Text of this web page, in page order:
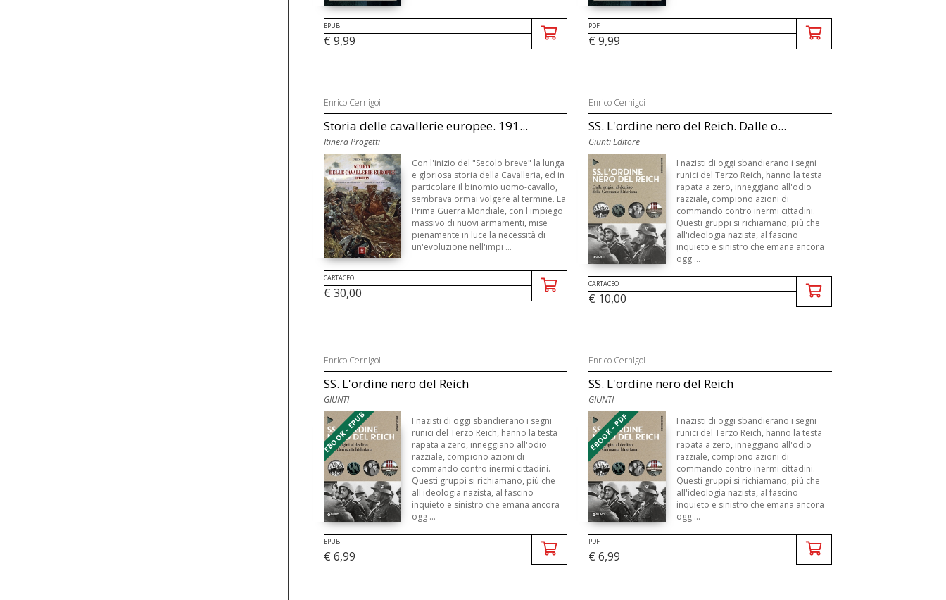
EPUB
€ 9,99
PDF
€ 9,99
Enrico Cernigoi
Storia delle cavallerie europee. 191...
Itinera Progetti
Con l'inizio del "Secolo breve" la lunga
e gloriosa storia della Cavalleria, ed in
particolare il binomio uomo-cavallo,
sembrava ormai volgere al termine. La
Prima Guerra Mondiale, con l'impiego
massivo di nuovi armamenti, mise
pienamente in luce la necessità di
un'evoluzione nell'impi ...
CARTACEO
€ 30,00
Enrico Cernigoi
SS. L'ordine nero del Reich. Dalle o...
Giunti Editore
I nazisti di oggi sbandierano i segni
runici del Terzo Reich, hanno la testa
rapata a zero, inneggiano all'odio
razziale, compiono azioni di
commando contro inermi cittadini.
Questi gruppi si richiamano, più che
all'ideologia nazista, al fascino
inquieto e sinistro che emana ancora
ogg ...
CARTACEO
€ 10,00
Enrico Cernigoi
SS. L'ordine nero del Reich
GIUNTI
EBOOK - EPUB
I nazisti di oggi sbandierano i segni
runici del Terzo Reich, hanno la testa
rapata a zero, inneggiano all'odio
razziale, compiono azioni di
commando contro inermi cittadini.
Questi gruppi si richiamano, più che
all'ideologia nazista, al fascino
inquieto e sinistro che emana ancora
ogg ...
EPUB
€ 6,99
Enrico Cernigoi
SS. L'ordine nero del Reich
GIUNTI
EBOOK - PDF
I nazisti di oggi sbandierano i segni
runici del Terzo Reich, hanno la testa
rapata a zero, inneggiano all'odio
razziale, compiono azioni di
commando contro inermi cittadini.
Questi gruppi si richiamano, più che
all'ideologia nazista, al fascino
inquieto e sinistro che emana ancora
ogg ...
PDF
€ 6,99